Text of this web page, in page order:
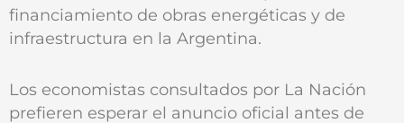
financiamiento de obras energéticas y de
infraestructura en la Argentina.
Los economistas consultados por La Nación
prefieren esperar el anuncio oficial antes de